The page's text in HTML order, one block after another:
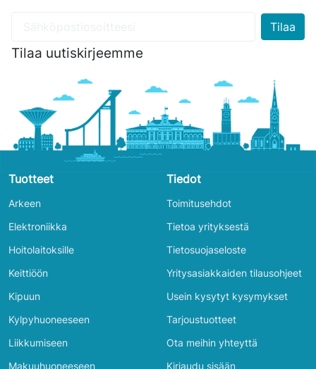
Tilaa uutiskirjeemme
Tuotteet
Arkeen
Elektroniikka
Hoitolaitoksille
Keittiöön
Kipuun
Kylpyhuoneeseen
Liikkumiseen
Makuuhuoneeseen
Tiedot
Toimitusehdot
Tietoa yrityksestä
Tietosuojaseloste
Yritysasiakkaiden tilausohjeet
Usein kysytyt kysymykset
Tarjoustuotteet
Ota meihin yhteyttä
Kirjaudu sisään